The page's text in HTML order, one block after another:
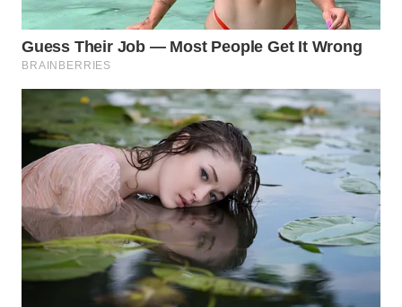
INDRAMAYU
WN
KUNINGAN
WN
MAJALENGKA
WN
SUBANG